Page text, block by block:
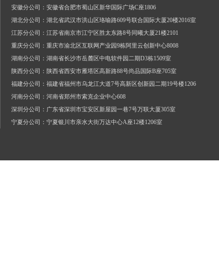
安徽分公司：安徽省合肥市蜀山区新华国际广场C座1806
湖北分公司：湖北省武汉市洪山区珞喻路609号联合国际大厦20楼2016室
江苏分公司：江苏省南京市江宁区胜太东路8号同曦大厦21楼2101
重庆分公司：重庆市渝北区互联网产业园9栋阿里云创新中心8008
湖南分公司：湖南省长沙市岳麓区中电软件园二期D3栋1509室
陕西分公司：陕西省西安市雁塔区高新路88号尚品国际B座705室
福建分公司：福建省福州市乌龙江大道7号高新区创新园二期19号楼1206
河南分公司：河南省郑州市索克企业中心608
深圳分公司：广东省深圳市宝安区新屋园一巷7号万联大厦305室
宁夏分公司：宁夏银川市亲水大街万达中心A座12楼1206室